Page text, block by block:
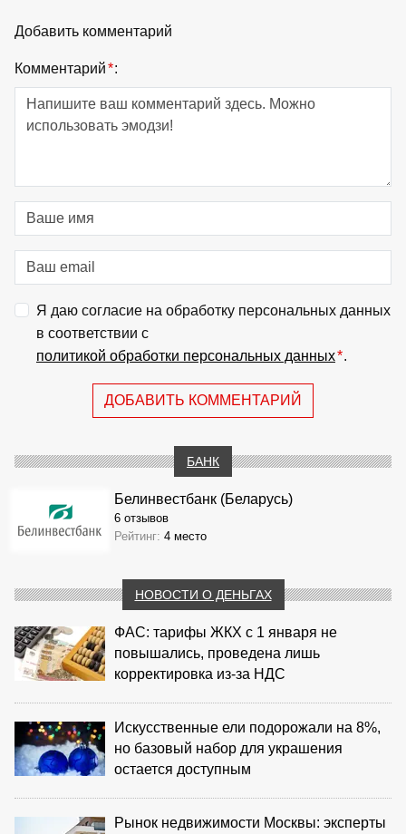
Добавить комментарий
Комментарий*:
Я даю согласие на обработку персональных данных
в соответствии с
политикой обработки персональных данных*.
ДОБАВИТЬ КОММЕНТАРИЙ
БАНК
Белинвестбанк (Беларусь)
6 отзывов
Рейтинг: 4 место
НОВОСТИ О ДЕНЬГАХ
ФАС: тарифы ЖКХ с 1 января не
повышались, проведена лишь
корректировка из‑за НДС
Искусственные ели подорожали на 8%,
но базовый набор для украшения
остается доступным
Рынок недвижимости Москвы: эксперты